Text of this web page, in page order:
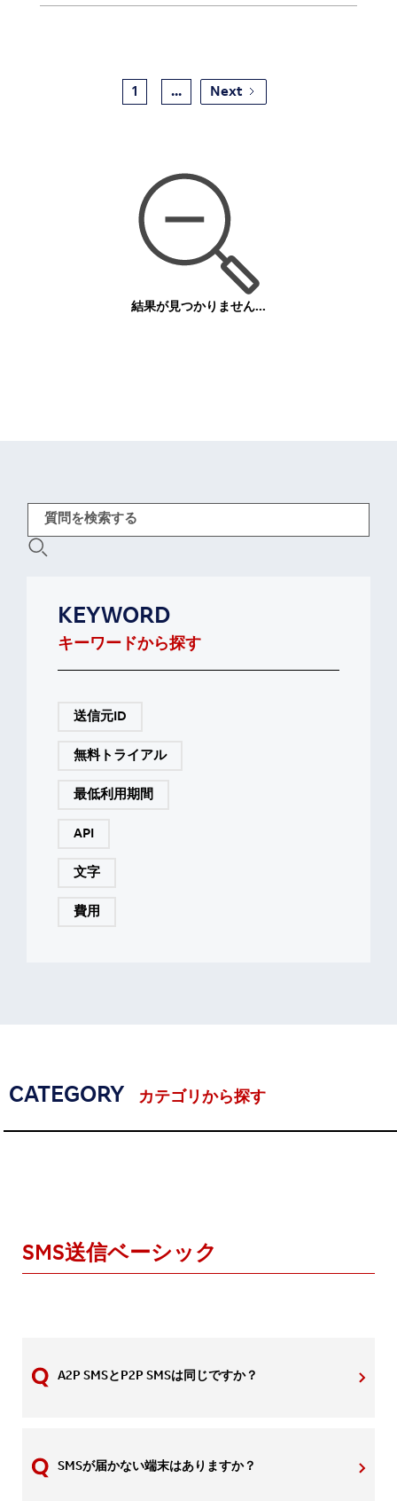
1 ... Next
結果が見つかりません...
KEYWORD
キーワードから探す
送信元ID
無料トライアル
最低利用期間
API
文字
費用
CATEGORY カテゴリから探す
SMS送信ベーシック
A2P SMSとP2P SMSは同じですか？
SMSが届かない端末はありますか？